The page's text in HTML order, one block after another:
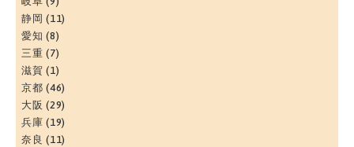
静岡 (11)
愛知 (8)
三重 (7)
滋賀 (1)
京都 (46)
大阪 (29)
兵庫 (19)
奈良 (11)